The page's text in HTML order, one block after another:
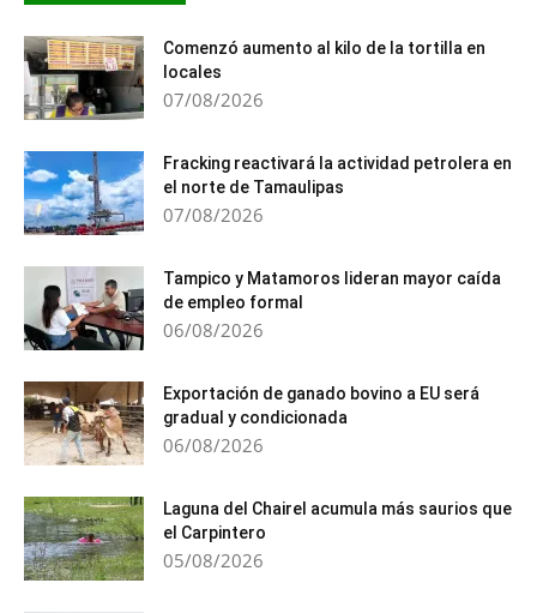
Comenzó aumento al kilo de la tortilla en
locales
07/08/2026
Fracking reactivará la actividad petrolera en
el norte de Tamaulipas
07/08/2026
Tampico y Matamoros lideran mayor caída
de empleo formal
06/08/2026
Exportación de ganado bovino a EU será
gradual y condicionada
06/08/2026
Laguna del Chairel acumula más saurios que
el Carpintero
05/08/2026